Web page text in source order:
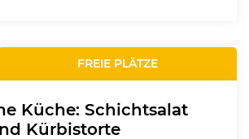
FREIE PLÄTZE
Küche: Schichtsalat
Kürbistorte